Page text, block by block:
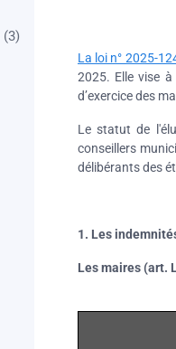
(3)
La loi n° 2025-
2025. Elle vise
d’exercice des
Le statut de
conseillers
délibérants des
1. Les
Les maires (art.